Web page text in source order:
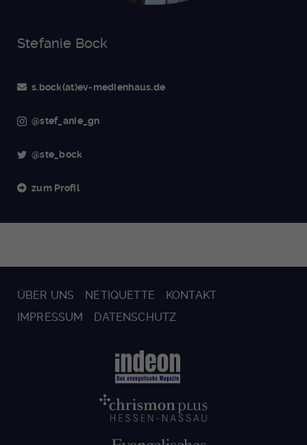
Stefanie Bock
s.bock(at)ev-medienhaus.de
@stef_anie_gn
@ste_bock
zum Profil
ÜBER UNS NETIQUETTE
KONTAKT
IMPRESSUM
DATENSCHUTZ